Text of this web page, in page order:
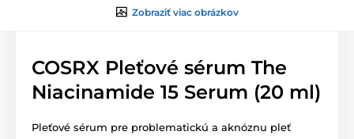
Zobraziť viac obrázkov
COSRX Pleťové sérum The
Niacinamide 15 Serum (20 ml)
Pleťové sérum pre problematickú a aknóznu pleť